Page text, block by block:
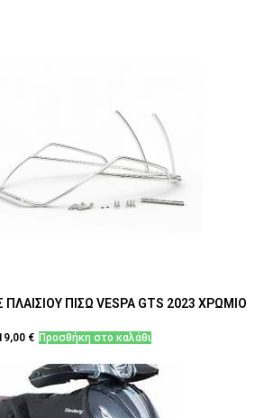
ΠΙΣΩ VESPA GTS 2023 ΧΡΩΜΙΟ
€ Προσθήκη στο καλάθι